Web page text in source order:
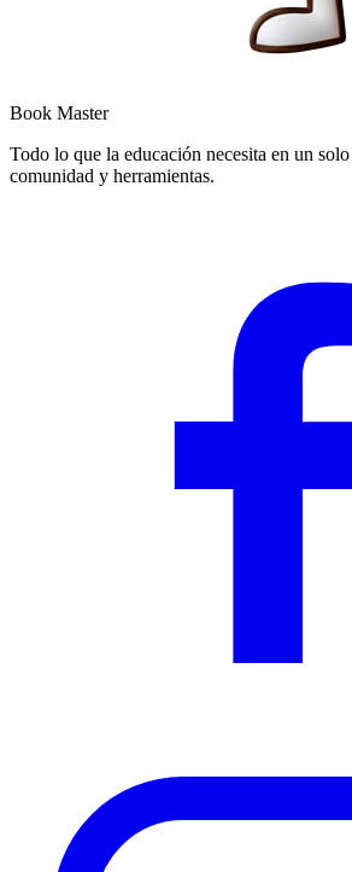
Book Master
Todo lo que la educación necesita en un
comunidad y herramientas.